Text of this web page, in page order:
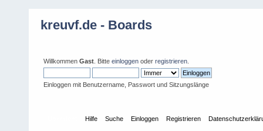
kreuvf.de - Boards
Willkommen Gast . Bitte einloggen oder registrieren
Einloggen mit Benutzername, Passwort und Sitzungslänge
Hilfe Suche Einloggen Registrieren